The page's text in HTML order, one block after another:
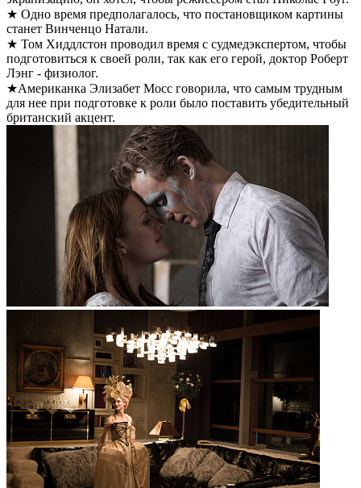
★ Одно время предполагалось, что постановщиком картины
станет Винченцо Натали.
★ Том Хиддлстон проводил время с судмедэкспертом, чтобы
подготовиться к своей роли, так как его герой, доктор Роберт
Лэнг - физиолог.
★Американка Элизабет Мосс говорила, что самым трудным
для нее при подготовке к роли было поставить убедительный
британский акцент.